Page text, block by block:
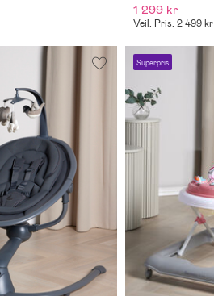
1 299 kr
Veil. Pris: 2 499 kr
Superpris